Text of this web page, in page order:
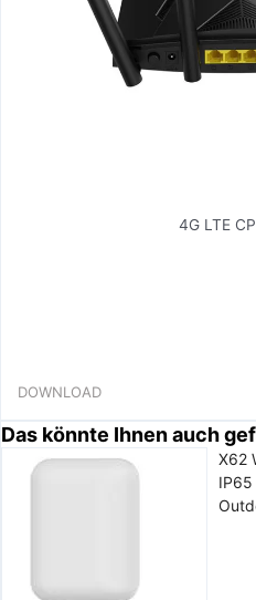
4G LTE
DOWNLOAD
Das könnte Ihnen auch
X62